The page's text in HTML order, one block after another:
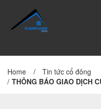
TRANG CHỦ
Home /
Tin tức cổ đông
/ THÔNG BÁO GIAO DỊCH